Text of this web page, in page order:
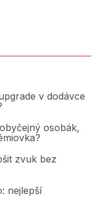
v dodávce
osobák,
zvuk bez
nejlepší